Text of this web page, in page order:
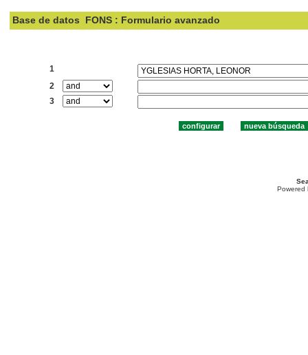
Base de datos FONS : Formulario avanzado
1
2
3